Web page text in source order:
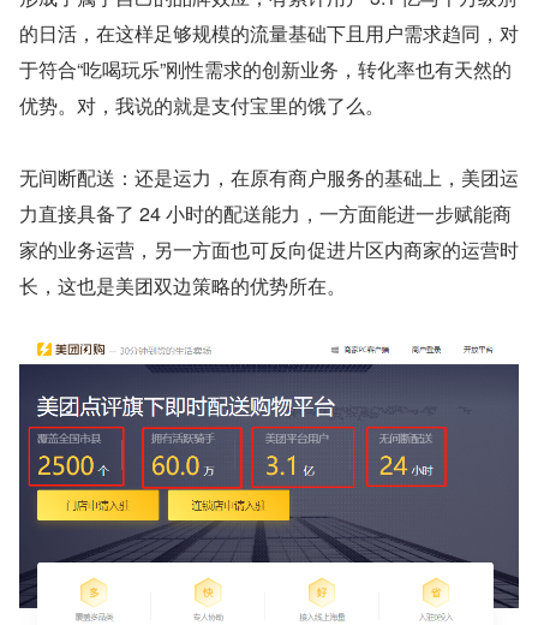
的日活，在这样足够规模的流量基础下且用户需求趋同，对
于符合“吃喝玩乐”刚性需求的创新业务，转化率也有天然的
优势。对，我说的就是支付宝里的饿了么。
无间断配送：还是运力，在原有商户服务的基础上，美团运
力直接具备了 24 小时的配送能力，一方面能进一步赋能商
家的业务运营，另一方面也可反向促进片区内商家的运营时
长，这也是美团双边策略的优势所在。